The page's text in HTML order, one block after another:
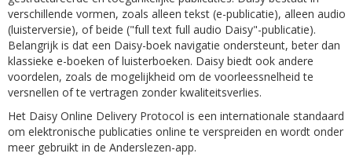
verschillende vormen, zoals alleen tekst (e-publicatie), alleen audio
(luisterversie), of beide ("full text full audio Daisy"-publicatie).
Belangrijk is dat een Daisy-boek navigatie ondersteunt, beter dan
klassieke e-boeken of luisterboeken. Daisy biedt ook andere
voordelen, zoals de mogelijkheid om de voorleessnelheid te
versnellen of te vertragen zonder kwaliteitsverlies.
Het Daisy Online Delivery Protocol is een internationale standaard
om elektronische publicaties online te verspreiden en wordt onder
meer gebruikt in de Anderslezen-app.